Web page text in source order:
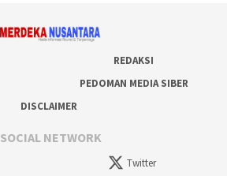
REDAKSI
PEDOMAN MEDIA SIBER
DISCLAIMER
SOCIAL NETWORK
Twitter